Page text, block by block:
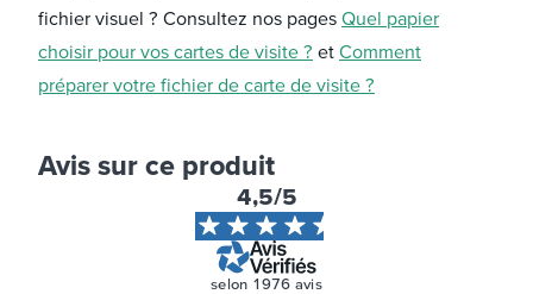
fichier visuel ? Consultez nos pages Quel papier
choisir pour vos cartes de visite ? et Comment
préparer votre fichier de carte de visite ?
Avis sur ce produit
4,5/5
selon 1976 avis